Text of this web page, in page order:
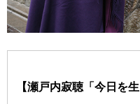
【瀬戸内寂聴「今日を